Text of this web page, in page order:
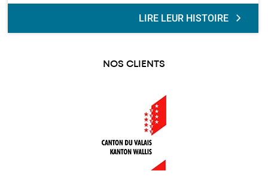
LIRE LEUR HISTOIRE
NOS CLIENTS